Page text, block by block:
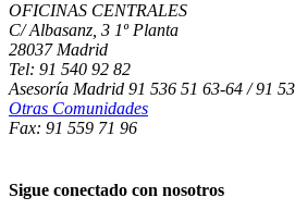
OFICINAS CENTRALES
C/ Albasanz, 3 1º Planta
28037 Madrid
Tel: 91 540 92 82
Asesoría Madrid 91 536 51 63-64 / 91
Otras Comunidades
Fax: 91 559 71 96
Sigue conectado con nosotros